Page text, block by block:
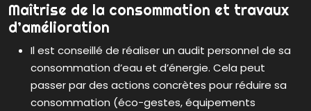
Maîtrise de la consommation et travaux
d’amélioration
Il est conseillé de réaliser un audit personnel de sa
consommation d’eau et d’énergie. Cela peut
passer par des actions concrètes pour réduire sa
consommation (éco-gestes, équipements